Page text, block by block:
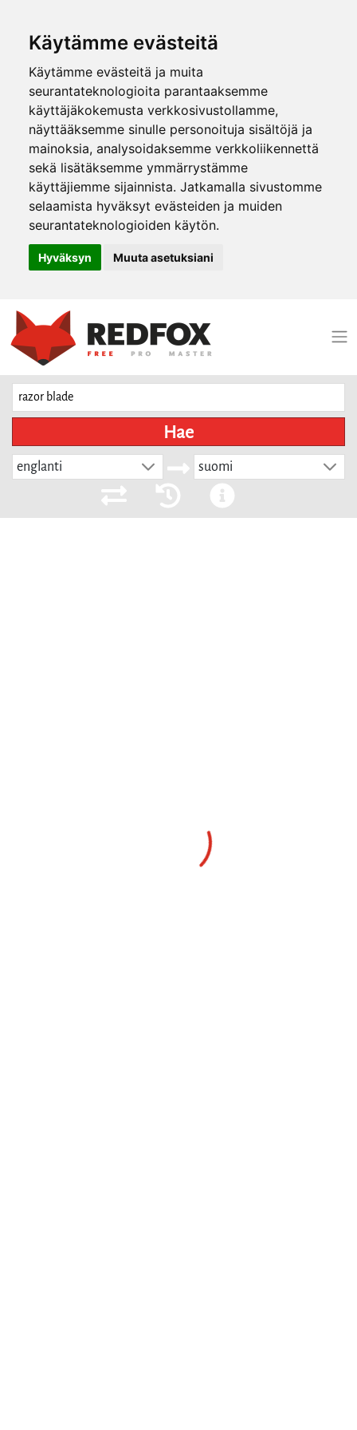
Käytämme evästeitä
Käytämme evästeitä ja muita
seurantateknologioita parantaaksemme
käyttäjäkokemusta verkkosivustollamme,
näyttääksemme sinulle personoituja sisältöjä ja
mainoksia, analysoidaksemme verkkoliikennettä
sekä lisätäksemme ymmärrystämme
käyttäjiemme sijainnista. Jatkamalla sivustomme
selaamista hyväksyt evästeiden ja muiden
seurantateknologioiden käytön.
Hyväksyn Muuta asetuksiani
Hae
englanti suomi